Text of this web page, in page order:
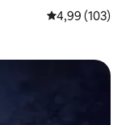
4,99 (103)